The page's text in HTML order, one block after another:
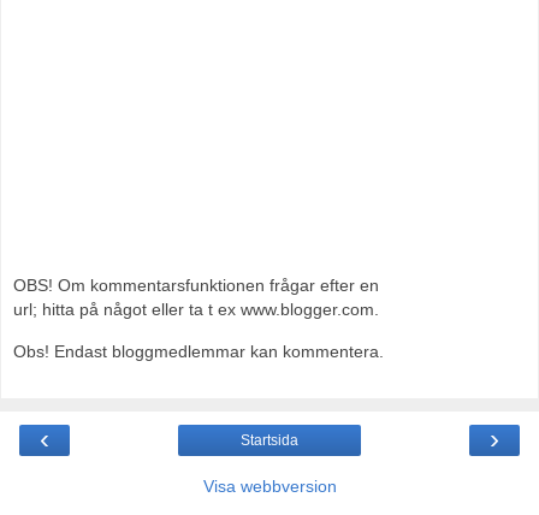
OBS! Om kommentarsfunktionen frågar efter en
url; hitta på något eller ta t ex www.blogger.com.
Obs! Endast bloggmedlemmar kan kommentera.
‹ ›
Startsida
Visa webbversion